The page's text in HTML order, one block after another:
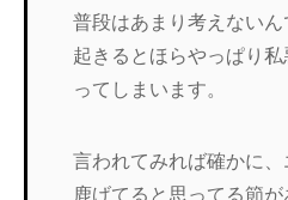
普段はあまり考えない
起きるとほらやっぱり
ってしまいます。
言われてみれば確かに
鹿げてると思ってる節